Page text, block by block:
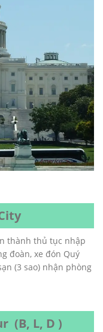
thành thủ tục nhập
đoàn, xe đón Quý
(3 sao) nhận phòng
(B, L, D )